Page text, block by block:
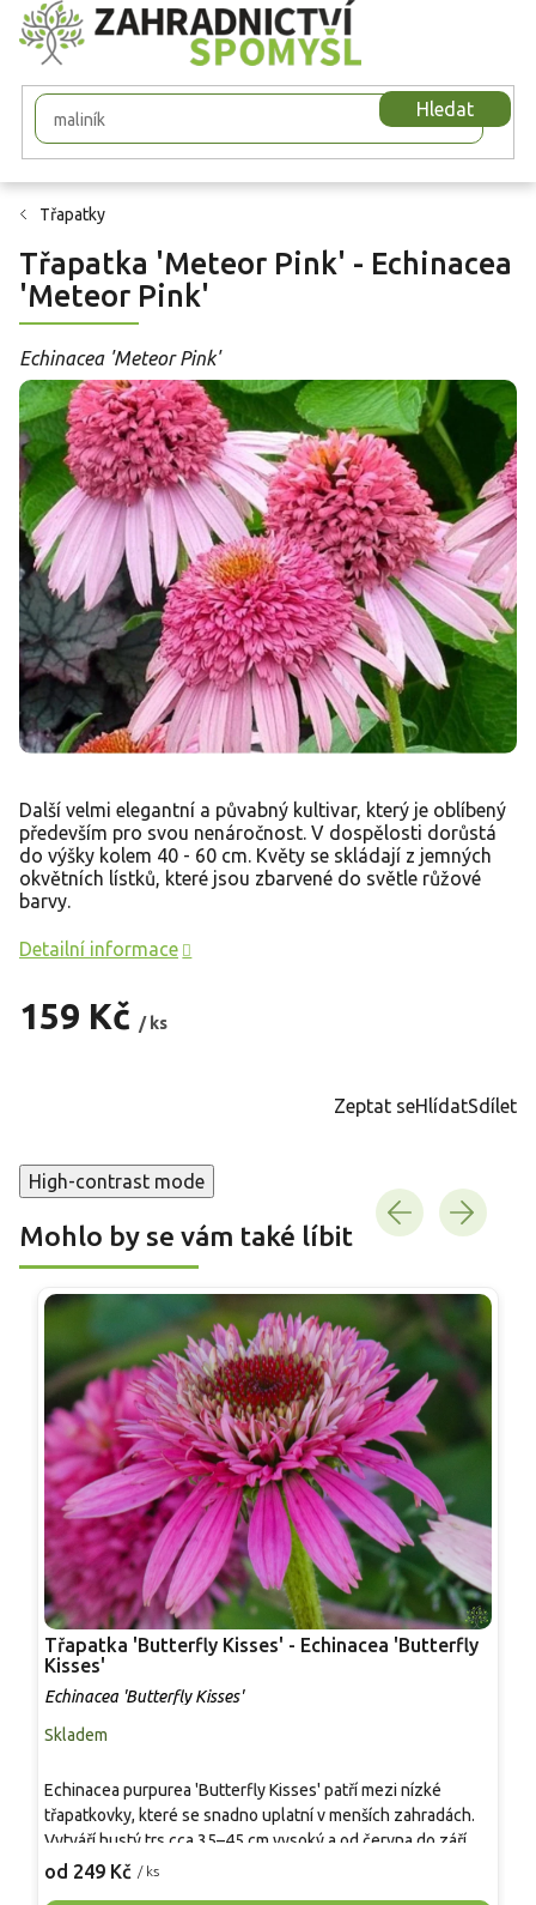
Přejít
na
obsah
Hledat
Třapatky
Třapatka 'Meteor Pink' - Echinacea
'Meteor Pink'
Echinacea 'Meteor Pink'
159 Kč / ks
Další velmi elegantní a půvabný kultivar, který je oblíbený
především pro svou nenáročnost. V dospělosti dorůstá
do výšky kolem 40 - 60 cm. Květy se skládají z jemných
okvětních lístků, které jsou zbarvené do světle růžové
barvy.
Detailní informace
Zeptat seHlídatSdílet
High-contrast mode
Mohlo by se vám také líbit
Třapatka 'Butterfly Kisses' - Echinacea 'Butterfly
Kisses'
Echinacea 'Butterfly Kisses'
Skladem
od 249 Kč / ks
Echinacea purpurea 'Butterfly Kisses' patří mezi nízké
třapatkovky, které se snadno uplatní v menších zahradách.
Vytváří hustý trs cca 35–45 cm vysoký a od června do září
nese plné růžové květy s pomponovitým středem. Hodí se